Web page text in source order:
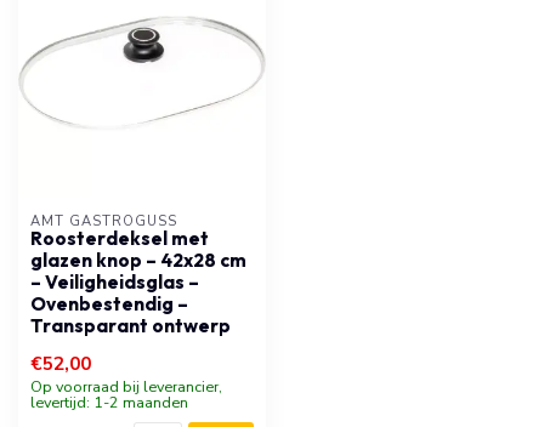
AMT GASTROGUSS
Roosterdeksel met
glazen knop – 42x28 cm
– Veiligheidsglas –
Ovenbestendig –
Transparant ontwerp
€52,00
Op voorraad bij leverancier,
levertijd: 1-2 maanden